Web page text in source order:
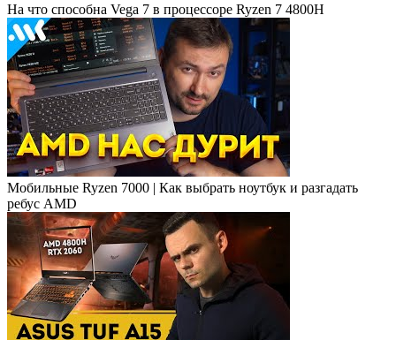
На что способна Vega 7 в процессоре Ryzen 7 4800H
Мобильные Ryzen 7000 | Как выбрать ноутбук и разгадать
ребус AMD